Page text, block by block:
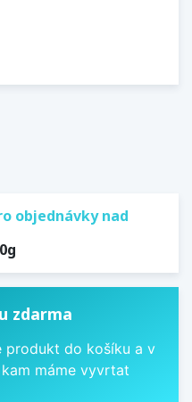
objednávky nad
zdarma
do košíku a v
máme vyvrtat